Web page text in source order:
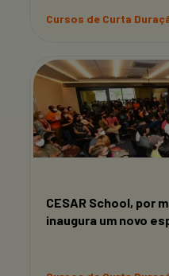
Cursos de Curta
CESAR School, por
inaugura um novo